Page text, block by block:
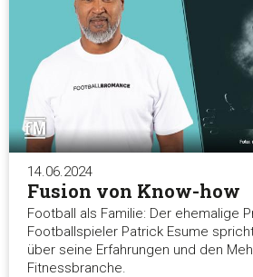
14.06.2024
Fusion von Know-how
Football als Familie: Der ehemalige
Footballspieler Patrick Esume
über seine Erfahrungen und den
Fitnessbranche.